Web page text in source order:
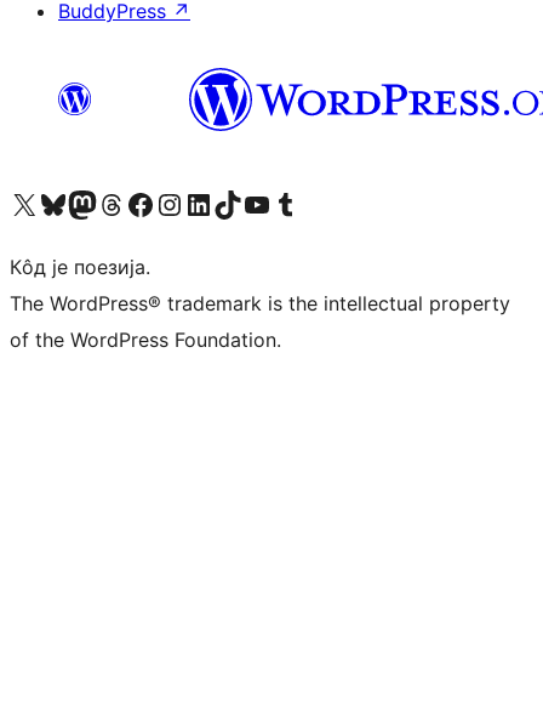
BuddyPress ↗
Visit our X (formerly Twitter) account
Посетите наш Bluesky налог
Visit our Mastodon account
Посетите наш налог на Threads-у Visit our Facebook page
Посетите наш Инстаграм налог
Visit our LinkedIn account
Посетите наш TikTok налог
Visit our YouTube channel
Посетите наш Tumblr налог
Кôд је поезија.
The WordPress® trademark is the intellectual property
of the WordPress Foundation.